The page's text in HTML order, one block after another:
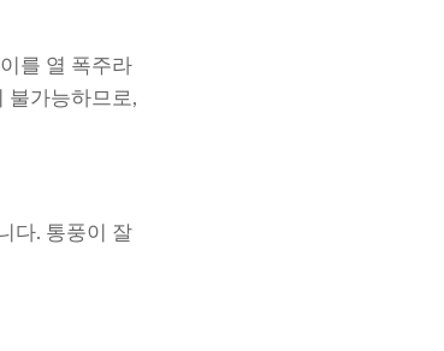
를 열 폭주라
불가능하므로,
다. 통풍이 잘